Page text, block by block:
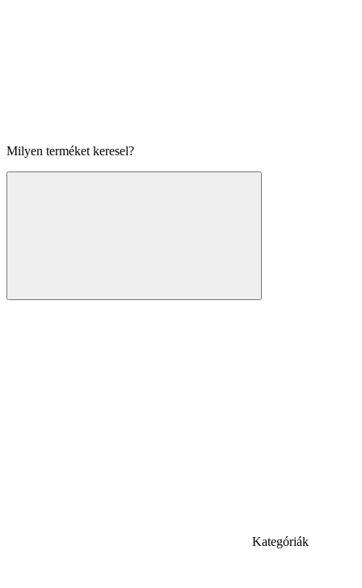
Milyen terméket keresel?
Kategóriák